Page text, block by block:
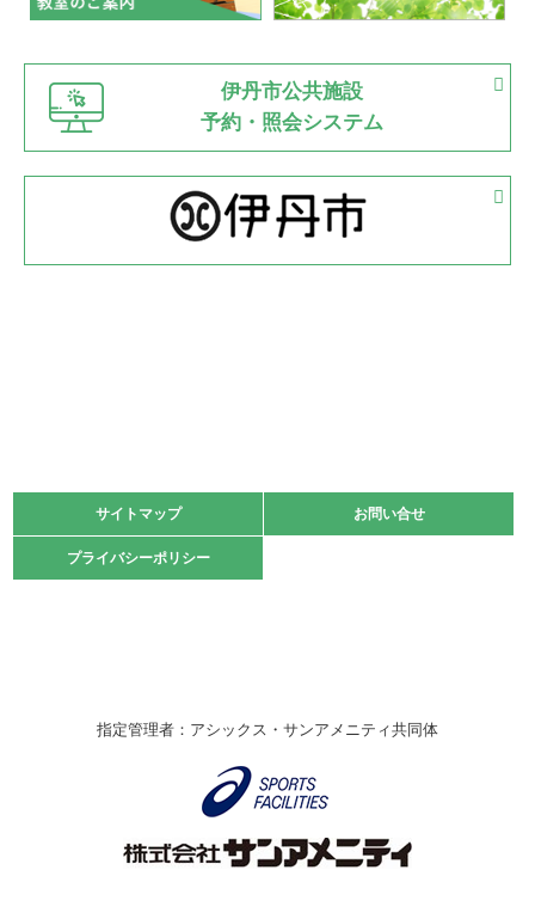
緑ケ丘体育館 猪名川運動広場
古池運動広場
2022.06.12
県知事杯争奪バレーボール大会が開催
緑ケ丘体育館
2022.05.05
体育協会長杯 バドミントン競技の部
2022.05.22
緑ケ丘体育館
2021.10.23
卓球選手権大会ラージボールの部開催☆
伊丹市総合体育大会 バレーボール大会が開催されました
なわとびイベントを開催しました！
伊丹市公共施設
予約・照会システム
サイトマップ お問い合せ
プライバシーポリシー
サイトマップ お問い合せ
プライバシーポリシー
指定管理者：アシックス・サンアメニティ共同体